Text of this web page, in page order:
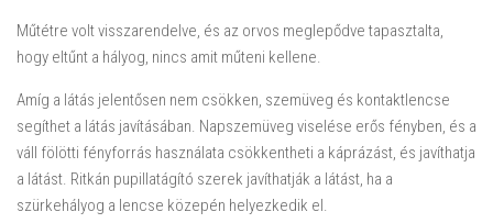
Műtétre volt visszarendelve, és az orvos meglepődve tapasztalta,
hogy eltűnt a hályog, nincs amit műteni kellene.
Amíg a látás jelentősen nem csökken, szemüveg és kontaktlencse
segíthet a látás javításában. Napszemüveg viselése erős fényben, és a
váll fölötti fényforrás használata csökkentheti a káprázást, és javíthatja
a látást. Ritkán pupillatágító szerek javíthatják a látást, ha a
szürkehályog a lencse közepén helyezkedik el.